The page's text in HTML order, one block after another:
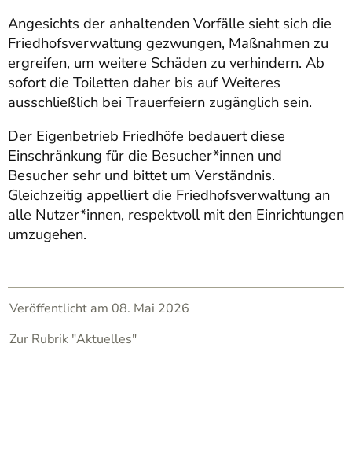
Angesichts der anhaltenden Vorfälle sieht sich die
Friedhofsverwaltung gezwungen, Maßnahmen zu
ergreifen, um weitere Schäden zu verhindern. Ab
sofort die Toiletten daher bis auf Weiteres
ausschließlich bei Trauerfeiern zugänglich sein.
Der Eigenbetrieb Friedhöfe bedauert diese
Einschränkung für die Besucher*innen und
Besucher sehr und bittet um Verständnis.
Gleichzeitig appelliert die Friedhofsverwaltung an
alle Nutzer*innen, respektvoll mit den Einrichtungen
umzugehen.
Veröffentlicht am 08. Mai 2026
Zur Rubrik "Aktuelles"